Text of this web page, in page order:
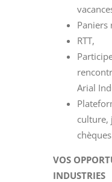
Paniers
RTT,
Arial
culture,
VOS
INDUSTRIES